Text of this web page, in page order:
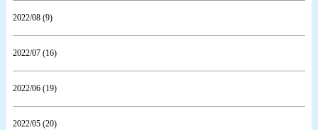
2022/08 (9)
2022/07 (16)
2022/06 (19)
2022/05 (20)